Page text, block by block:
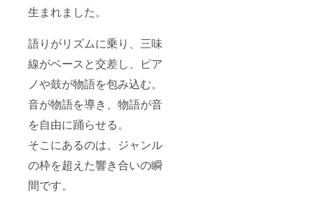
生まれました。
語りがリズムに乗り、三味
線がベースと交差し、ピア
ノや鼓が物語を包み込む。
音が物語を導き、物語が音
を自由に踊らせる。
そこにあるのは、ジャンル
の枠を超えた響き合いの瞬
間です。